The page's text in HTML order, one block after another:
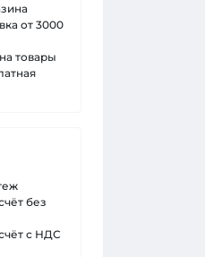
от 3000
товары
без
с НДС